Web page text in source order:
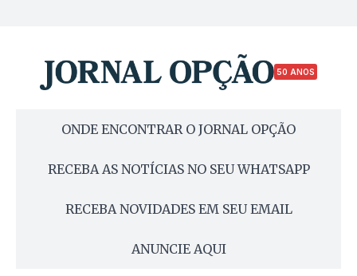
50 ANOS
ONDE ENCONTRAR O JORNAL OPÇÃO
RECEBA AS NOTÍCIAS NO SEU WHATSAPP
RECEBA NOVIDADES EM SEU EMAIL
ANUNCIE AQUI